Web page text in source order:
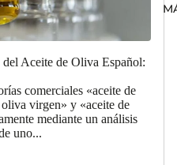
Aceite de Oliva Español:
comerciales «aceite de
virgen» y «aceite de
mediante un análisis
uno...